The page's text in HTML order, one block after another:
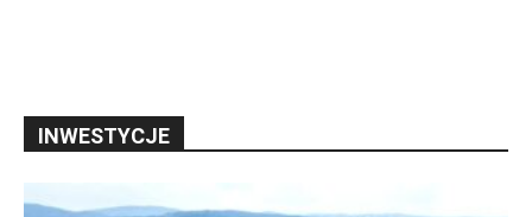
INWESTYCJE